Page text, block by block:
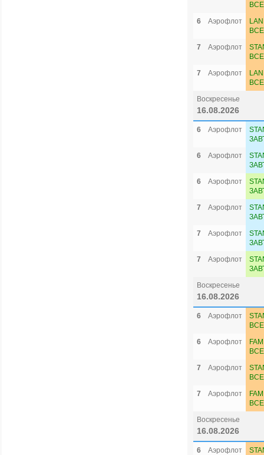
6
Аэрофлот
7
Аэрофлот
7
Аэрофлот
Воскресенье
16.08.2026
6 Аэрофлот
6
Аэрофлот
6
Аэрофлот
7
Аэрофлот
7
Аэрофлот
7
Аэрофлот
Воскресенье
16.08.2026
6 Аэрофлот
6
Аэрофлот
7
Аэрофлот
7
Аэрофлот
Воскресенье
16.08.2026
6 Аэрофлот